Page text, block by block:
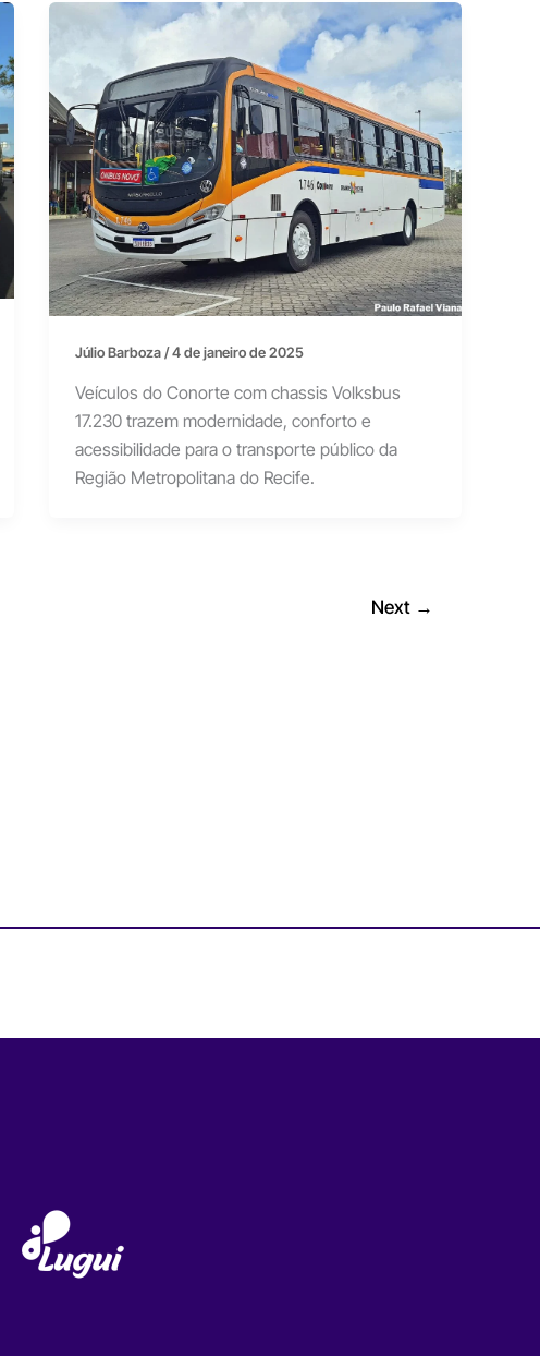
Júlio Barboza/4 de janeiro de 2025
Veículos do Conorte com chassis Volksbus
17.230 trazem modernidade, conforto e
acessibilidade para o transporte público da
Região Metropolitana do Recife.
Next →